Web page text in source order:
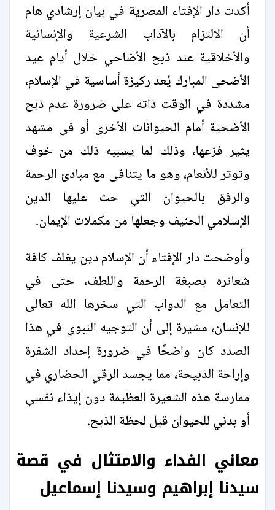
أكدت دار الإفتاء المصرية في بيان إرشادي هام
أن الالتزام بالآداب الشرعية والإنسانية
والأخلاقية عند ذبح الأضاحي خلال أيام عيد
الأضحى المبارك يُعد ركيزة أساسية في الإسلام،
مشددة في الوقت ذاته على ضرورة عدم ذبح
الأضحية أمام الحيوانات الأخرى أو في مشهد
يثير فزعها، وذلك لما يسببه ذلك من خوف
وتوتر للأنعام، وهو ما يتنافى مع مبادئ الرحمة
والرفق بالحيوان التي حث عليها الدين
الإسلامي الحنيف وجعلها من مكملات الإيمان.
وأوضحت دار الإفتاء أن الإسلام دين يغلف كافة
شعائره بصبغة الرحمة واللطف، حتى في
التعامل مع الدواب التي سخرها الله تعالى
للإنسان، مشيرة إلى أن التوجيه النبوي في هذا
الصدد كان واضحًا في ضرورة إحداد الشفرة
وإراحة الذبيحة، مما يجسد الرقي الحضاري في
ممارسة هذه الشعيرة العظيمة دون إيذاء نفسي
أو بدني للحيوان قبل لحظة الذبح.
معاني الفداء والامتثال في قصة
سيدنا إبراهيم وسيدنا إسماعيل